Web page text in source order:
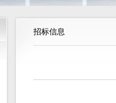
招标信息